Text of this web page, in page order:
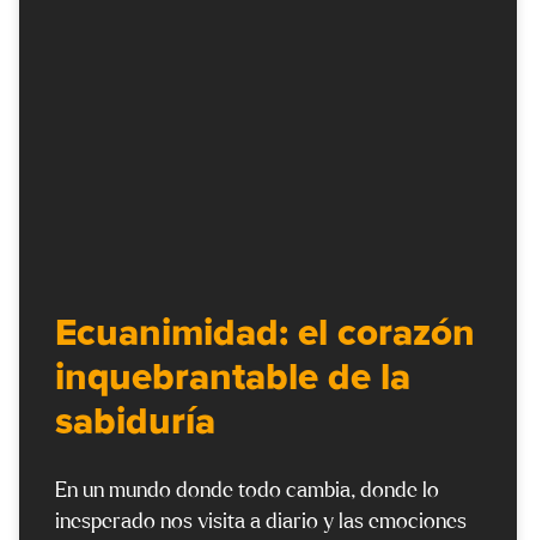
Ecuanimidad: el corazón
inquebrantable de la
sabiduría
En un mundo donde todo cambia, donde lo
inesperado nos visita a diario y las emociones